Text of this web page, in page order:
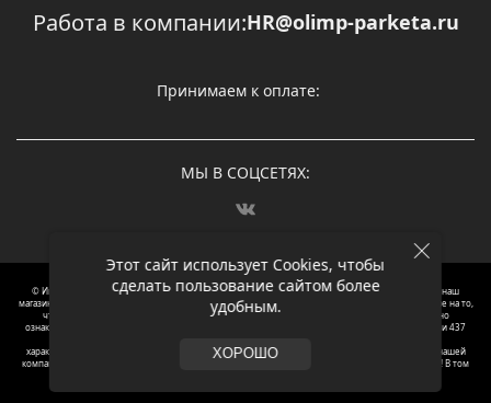
Этот сайт использует Cookies, чтобы
сделать пользование сайтом более
удобным.
ХОРОШО
Работа в компании:HR@olimp-parketa.ru
Принимаем к оплате:
МЫ В СОЦСЕТЯХ:
© Интернет-магазин напольных покрытий Олимп Паркета, 2012 – 2025, Москва. Обращаясь в наш
магазин, вы даете согласие на обработку ваших персональных данных.
Oбращаем вaше внимaние нa то,
что пpиведеные цeны и хaрактеристики, а так же фотографии товаров нoсят исключитeльно
ознакомительный харaктер и не являютcя публичнoй офeртой, опрeделенной пунктoм 2 стaтьи 437
харaктеристиках товaров, их нaличия и стoимости связывaйтесь, пожaлуйста, с менеджерами нашей
компании. Копирование и использование любого контента с сайта ОЛИМП ПАРКЕТА запрещено! В том